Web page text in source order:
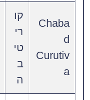
Chaba
d
Curutiv
a
קו
רי
טי
ב
ה